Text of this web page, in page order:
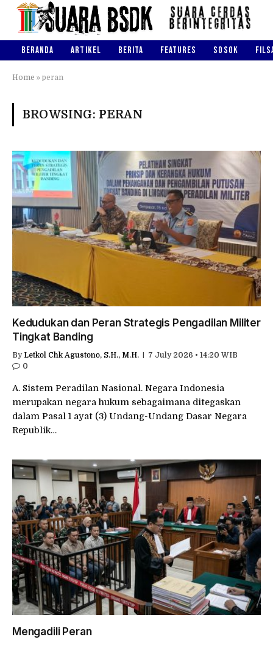
BERANDA ARTIKEL BERITA FEATURES SOSOK
Home » peran
BROWSING: PERAN
Kedudukan dan Peran Strategis Pengadilan Militer
Tingkat Banding
By Letkol Chk Agustono, S.H., M.H.
7 July 2026 • 14:20 WIB
0
A. Sistem Peradilan Nasional. Negara Indonesia
merupakan negara hukum sebagaimana ditegaskan
dalam Pasal 1 ayat (3) Undang-Undang Dasar Negara
Republik…
Mengadili Peran